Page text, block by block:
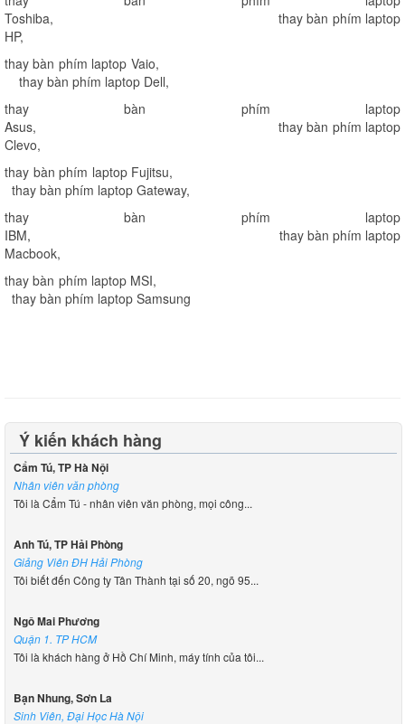
Toshiba,
thay bàn phím laptop
HP,
thay bàn phím laptop Vaio,
thay bàn phím laptop Dell,
thay bàn phím laptop
Asus,
thay bàn phím laptop
Clevo,
thay bàn phím laptop Fujitsu,
thay bàn phím laptop Gateway,
thay bàn phím laptop
IBM, thay bàn phím laptop
Macbook,
thay bàn phím laptop MSI,
thay bàn phím laptop Samsung
Ý kiến khách hàng
Cẩm Tú, TP Hà Nội
Nhân viên văn phòng
Tôi là Cẩm Tú - nhân viên văn phòng, mọi công...
Anh Tú, TP Hải Phòng
Giảng Viên ĐH Hải Phòng
Tôi biết đến Công ty Tân Thành tại số 20, ngõ 95...
Ngô Mai Phương
Quận 1. TP HCM
Tôi là khách hàng ở Hồ Chí Minh, máy tính của tôi...
Bạn Nhung, Sơn La
Sinh Viên, Đại Học Hà Nội